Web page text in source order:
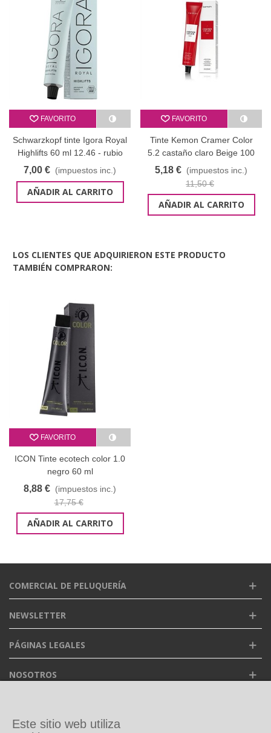
FAVORITO
Schwarzkopf tinte Igora Royal
Highlifts 60 ml 12.46 - rubio
superaclarante beige marrón
ENVAS ANTERIOR
7,00 € (impuestos inc.)
AÑADIR AL CARRITO
FAVORITO
Tinte Kemon Cramer Color
5.2 castaño claro Beige 100
5,18 € (impuestos inc.)
11,50 €
AÑADIR AL CARRITO
LOS CLIENTES QUE ADQUIRIERON ESTE PRODUCTO
TAMBIÉN COMPRARON:
FAVORITO
ICON Tinte ecotech color 1.0
negro 60 ml
8,88 € (impuestos inc.)
17,75 €
AÑADIR AL CARRITO
COMERCIAL DE PELUQUERÍA
NEWSLETTER
PÁGINAS LEGALES
NOSOTROS
Este sitio web utiliza